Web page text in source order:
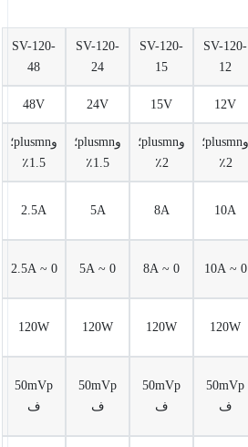
SV-120-
12
SV-120-
15
SV-120-
24
SV-120-
48
12V
15V
24V
48V
وplusmn؛
2٪
وplusmn؛
2٪
وplusmn؛
1.5٪
وplusmn؛
1.5٪
10A
8A
5A
2.5A
0 ~ 10A
0 ~ 8A
0 ~ 5A
0 ~ 2.5A
120W
120W
120W
120W
50mVp
ف
50mVp
ف
50mVp
ف
50mVp
ف